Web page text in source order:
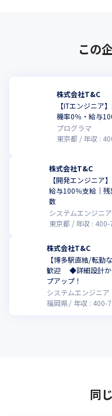
- 新たにリーダーに挑戦す
など、メンバーの経験はさ
この
株式会社T&C
【ITエンジニア
機率0％・給与
プログラマ
東京都
年収 :
株式会社T&C
【開発エンジニア
給与100％支給｜
数
システムエンジニア
東京都
年収 : 400-
株式会社T&C
【博多駅直結/転勤
歓迎 ◆詳細設計か
プアップ！
システムエンジニア
福岡県
年収 : 400-
同